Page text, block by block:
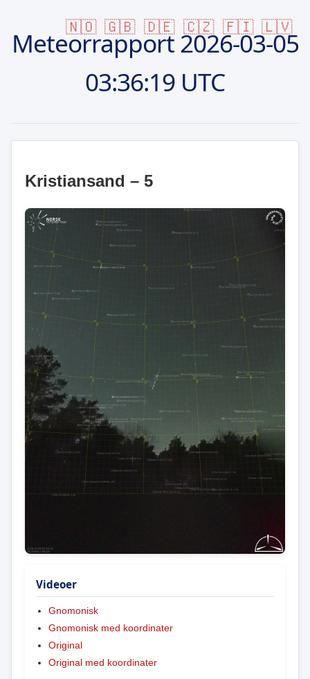
🇳🇴 🇬🇧 🇩🇪 🇨🇿 🇫🇮 🇱🇻
Meteorrapport2026-03-05
03:36:19 UTC
Kristiansand – 5
Videoer
Gnomonisk
Gnomonisk med koordinater
Original
Original med koordinater